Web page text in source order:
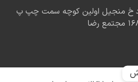
خ منجیل اولین کوچه سمت چپ پ
رضا